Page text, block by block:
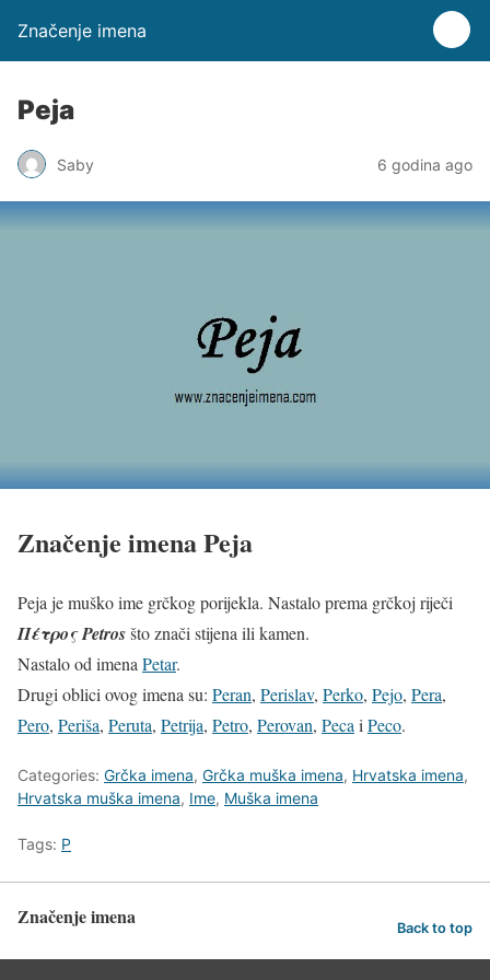
Značenje imena
Peja
Saby 6 godina ago
Značenje imena Peja
Peja je muško ime grčkog porijekla. Nastalo prema grčkoj riječi
ΠέτροςPetrosšto znači stijena ili kamen.
Nastalo od imena Petar.
Drugi oblici ovog imena su: Peran, Perislav, Perko, Pejo, Pera,
Pero, Periša, Peruta, Petrija, Petro, Perovan, Peca i Peco.
Categories: Grčka imena, Grčka muška imena, Hrvatska imena,
Hrvatska muška imena, Ime, Muška imena
Tags: P
Značenje imena Back to top